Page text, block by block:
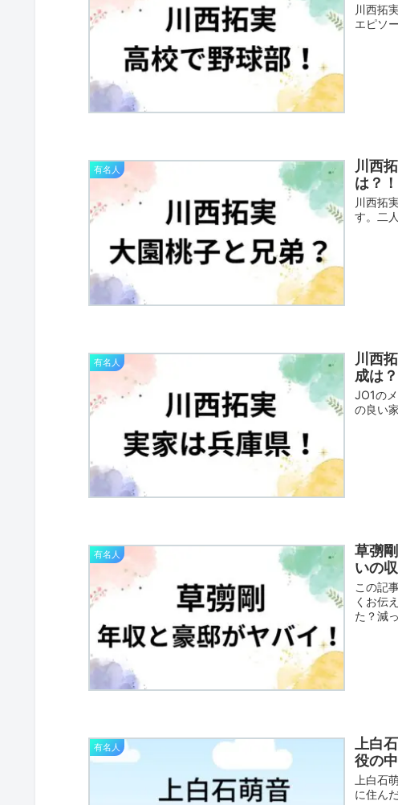
川西拓
エピソ
有名人
川西
は？！
川西拓
す。二
有名人
川西
成は？
JO1の
の良い
有名人
草彅
いの
この記
くお伝
た？減
有名人
上白
役の
上白石
に住ん